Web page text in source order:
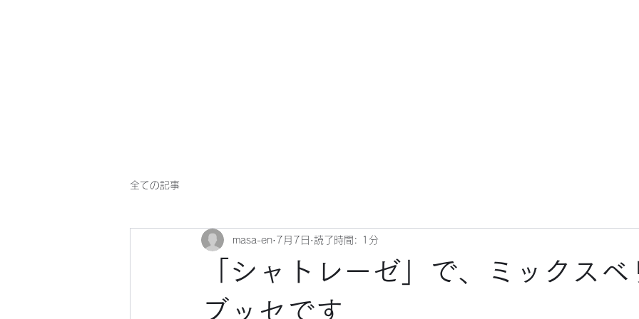
全ての記事
「シャトレーゼ」で、ミックスベ
ブッセです
masa-en 7月7日 読了時間: 1分